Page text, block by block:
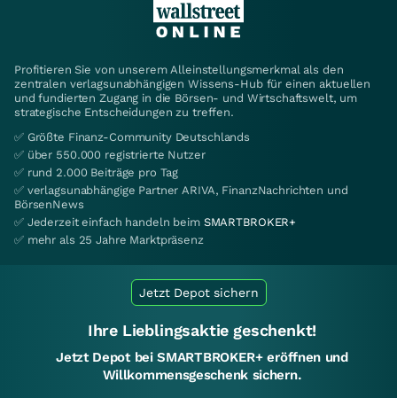
Profitieren Sie von unserem Alleinstellungsmerkmal als den
zentralen verlagsunabhängigen Wissens-Hub für einen aktuellen
und fundierten Zugang in die Börsen- und Wirtschaftswelt, um
strategische Entscheidungen zu treffen.
✅ Größte Finanz-Community Deutschlands
✅ über 550.000 registrierte Nutzer
✅ rund 2.000 Beiträge pro Tag
✅ verlagsunabhängige Partner ARIVA, FinanzNachrichten und
BörsenNews
✅ Jederzeit einfach handeln beim SMARTBROKER+
✅ mehr als 25 Jahre Marktpräsenz
Jetzt Depot sichern
Ihre Lieblingsaktie geschenkt!
Jetzt Depot bei SMARTBROKER+ eröffnen und
Willkommensgeschenk sichern.